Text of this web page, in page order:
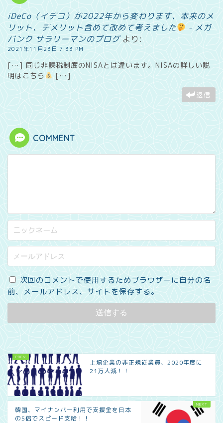
iDeCo（イデコ）が2022年から変わります、本来のメ
リット、デメリット含めて改めて考えました
- メガ
バンク サラリーマンのブログ より:
2021年11月23日 7:33 PM
[…] 同じ非課税制度のNISAとは違います。NISAの詳しい説
明はこちら
[…]
返信
COMMENT
次回のコメントで使用するためブラウザーに自分の名
前、メールアドレス、サイトを保存する。
上場企業の非正規従業員、2020年度に
21万人減！！
韓国、マイナンバー利用で支援金を日本
の5倍でスピード支給！！